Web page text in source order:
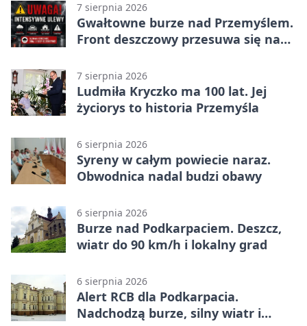
7 sierpnia 2026
Gwałtowne burze nad Przemyślem.
Front deszczowy przesuwa się na
7 sierpnia 2026
Ludmiła Kryczko ma 100 lat. Jej
życiorys to historia Przemyśla
6 sierpnia 2026
Syreny w całym powiecie naraz.
Obwodnica nadal budzi obawy
6 sierpnia 2026
Burze nad Podkarpaciem. Deszcz,
wiatr do 90 km/h i lokalny grad
6 sierpnia 2026
Alert RCB dla Podkarpacia.
Nadchodzą burze, silny wiatr i